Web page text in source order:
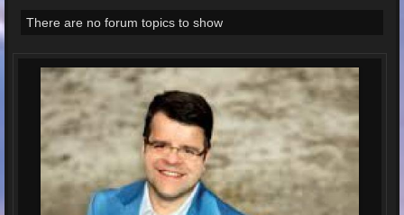
There are no forum topics to show